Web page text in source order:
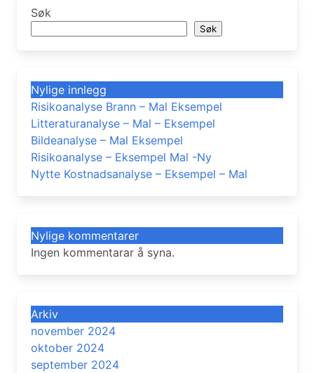
Søk
Søk
Nylige innlegg
Risikoanalyse Brann – Mal Eksempel
Litteraturanalyse – Mal – Eksempel
Bildeanalyse – Mal Eksempel
Risikoanalyse – Eksempel Mal -Ny
Nytte Kostnadsanalyse – Eksempel – Mal
Nylige kommentarer
Ingen kommentarar å syna.
Arkiv
november 2024
oktober 2024
september 2024